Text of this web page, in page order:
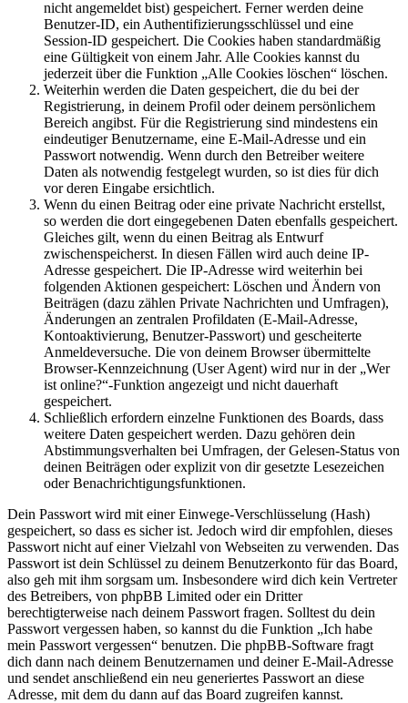
nicht angemeldet bist) gespeichert. Ferner werden deine
Benutzer-ID, ein Authentifizierungsschlüssel und eine
Session-ID gespeichert. Die Cookies haben standardmäßig
eine Gültigkeit von einem Jahr. Alle Cookies kannst du
jederzeit über die Funktion „Alle Cookies löschen“ löschen.
Weiterhin werden die Daten gespeichert, die du bei der
Registrierung, in deinem Profil oder deinem persönlichem
Bereich angibst. Für die Registrierung sind mindestens ein
eindeutiger Benutzername, eine E-Mail-Adresse und ein
Passwort notwendig. Wenn durch den Betreiber weitere
Daten als notwendig festgelegt wurden, so ist dies für dich
vor deren Eingabe ersichtlich.
Wenn du einen Beitrag oder eine private Nachricht erstellst,
so werden die dort eingegebenen Daten ebenfalls gespeichert.
Gleiches gilt, wenn du einen Beitrag als Entwurf
zwischenspeicherst. In diesen Fällen wird auch deine IP-
Adresse gespeichert. Die IP-Adresse wird weiterhin bei
folgenden Aktionen gespeichert: Löschen und Ändern von
Beiträgen (dazu zählen Private Nachrichten und Umfragen),
Änderungen an zentralen Profildaten (E-Mail-Adresse,
Kontoaktivierung, Benutzer-Passwort) und gescheiterte
Anmeldeversuche. Die von deinem Browser übermittelte
Browser-Kennzeichnung (User Agent) wird nur in der „Wer
ist online?“-Funktion angezeigt und nicht dauerhaft
gespeichert.
Schließlich erfordern einzelne Funktionen des Boards, dass
weitere Daten gespeichert werden. Dazu gehören dein
Abstimmungsverhalten bei Umfragen, der Gelesen-Status von
deinen Beiträgen oder explizit von dir gesetzte Lesezeichen
oder Benachrichtigungsfunktionen.
Dein Passwort wird mit einer Einwege-Verschlüsselung (Hash)
gespeichert, so dass es sicher ist. Jedoch wird dir empfohlen, dieses
Passwort nicht auf einer Vielzahl von Webseiten zu verwenden. Das
Passwort ist dein Schlüssel zu deinem Benutzerkonto für das Board,
also geh mit ihm sorgsam um. Insbesondere wird dich kein Vertreter
des Betreibers, von phpBB Limited oder ein Dritter
berechtigterweise nach deinem Passwort fragen. Solltest du dein
Passwort vergessen haben, so kannst du die Funktion „Ich habe
mein Passwort vergessen“ benutzen. Die phpBB-Software fragt
dich dann nach deinem Benutzernamen und deiner E-Mail-Adresse
und sendet anschließend ein neu generiertes Passwort an diese
Adresse, mit dem du dann auf das Board zugreifen kannst.